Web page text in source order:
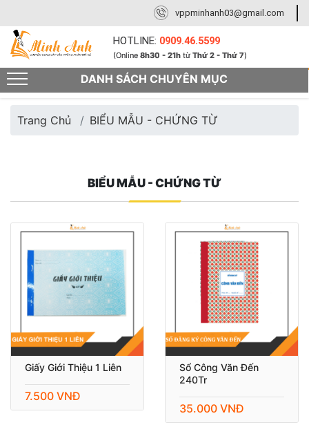
DANH SÁCH CHUYÊN MỤC
vppminhanh03@gmail.com
HOTLINE: 0909.46.5599
(Online8h30 - 21h từThứ 2 - Thứ 7)
Trang Chủ BIỂU MẪU - CHỨNG TỪ
BIỂU MẪU - CHỨNG TỪ
Giấy Giới Thiệu 1 Liên
7.500 VNĐ
Sổ Công Văn Đến
240Tr
35.000 VNĐ